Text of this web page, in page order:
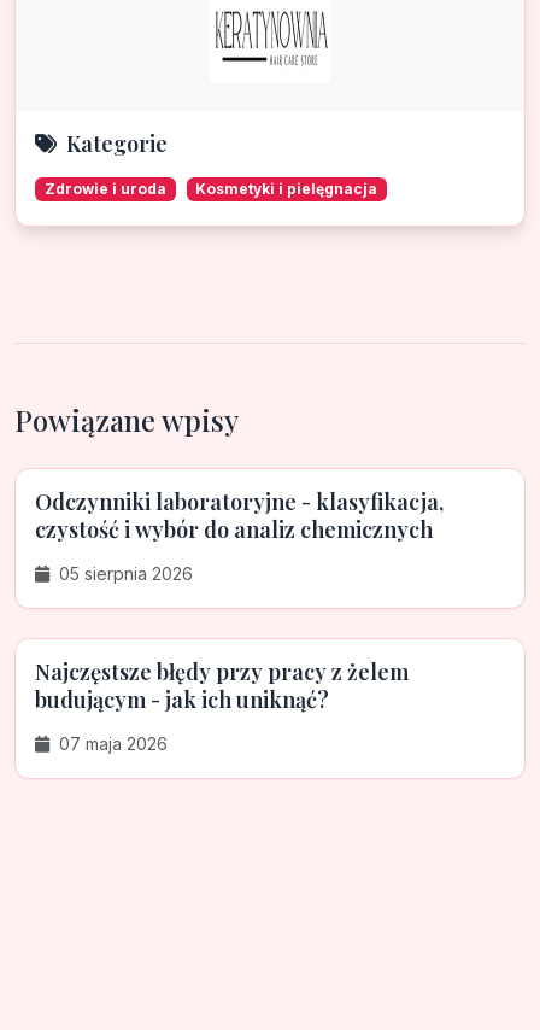
Kategorie
Zdrowie i uroda Kosmetyki i pielęgnacja
Powiązane wpisy
Odczynniki laboratoryjne - klasyfikacja,
czystość i wybór do analiz chemicznych
05 sierpnia 2026
Najczęstsze błędy przy pracy z żelem
budującym - jak ich uniknąć?
07 maja 2026